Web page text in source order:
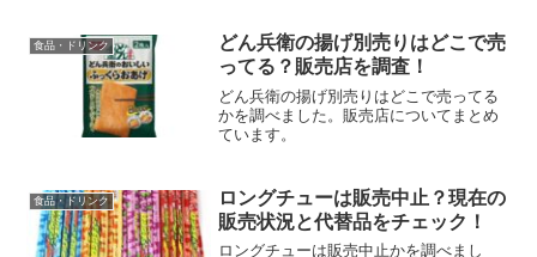
食品・ドリンク
どん兵衛の揚げ別売りはどこで売
ってる？販売店を調査！
どん兵衛の揚げ別売りはどこで売ってる
かを調べました。販売店についてまとめ
ています。
食品・ドリンク
ロングチューは販売中止？現在の
販売状況と代替品をチェック！
ロングチューは販売中止かを調べまし